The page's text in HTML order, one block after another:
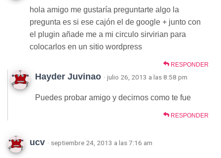
hola amigo me gustaría preguntarte algo la
pregunta es si ese cajón el de google + junto con
el plugin añade me a mi circulo sirvirian para
colocarlos en un sitio wordpress
RESPONDER
Hayder Juvinao · julio 26, 2013 a las 8:58 pm
Puedes probar amigo y decirnos como te fue
RESPONDER
ucv · septiembre 24, 2013 a las 7:16 am